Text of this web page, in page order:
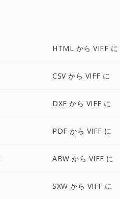
HTML から VIFF に
CSV から VIFF に
DXF から VIFF に
PDF から VIFF に
ABW から VIFF に
SXW から VIFF に